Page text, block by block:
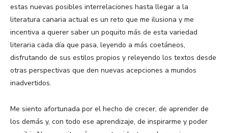
estas nuevas posibles interrelaciones hasta llegar a la
literatura canaria actual es un reto que me ilusiona y me
incentiva a querer saber un poquito más de esta variedad
literaria cada día que pasa, leyendo a más coetáneos,
disfrutando de sus estilos propios y releyendo los textos desde
otras perspectivas que den nuevas acepciones a mundos
inadvertidos.
Me siento afortunada por el hecho de crecer, de aprender de
los demás y, con todo ese aprendizaje, de inspirarme y poder